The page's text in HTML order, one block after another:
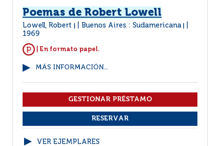
Poemas de Robert Lowell
Lowell, Robert Buenos Aires : Sudamericana
1969
| En formato papel.
MÁS INFORMACIÓN...
VER EJEMPLARES